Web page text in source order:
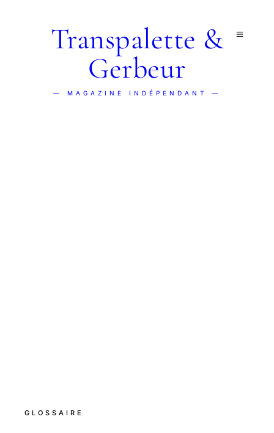
Transpalette &
Gerbeur
— MAGAZINE INDÉPENDANT —
GLOSSAIRE